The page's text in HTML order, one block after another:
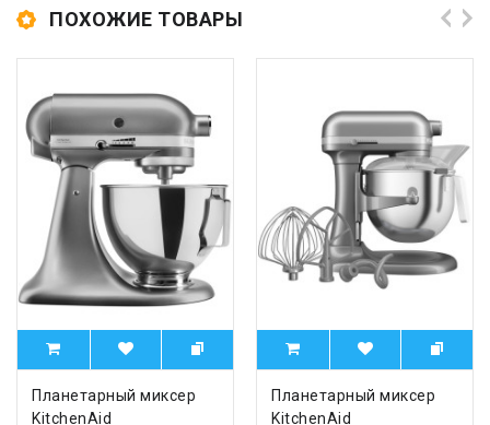
ПОХОЖИЕ ТОВАРЫ
Планетарный миксер
KitchenAid
Планетарный миксер
KitchenAid